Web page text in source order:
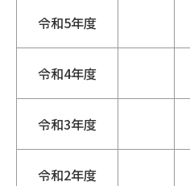
令和5年度
令和4年度
令和3年度
令和2年度